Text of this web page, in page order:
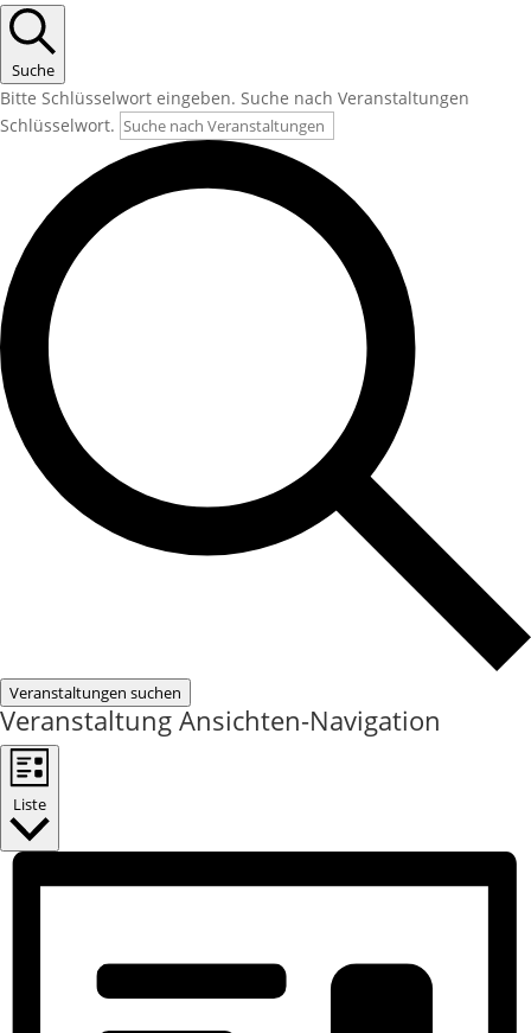
Suche
Bitte Schlüsselwort eingeben. Suche nach Veranstaltungen
Schlüsselwort.
Veranstaltungen suchen
Veranstaltung Ansichten-Navigation
Liste